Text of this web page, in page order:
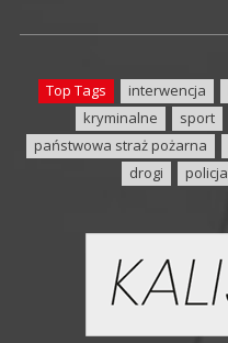
Top Tags interwencja
kryminalne
sport
państwowa straż pożarna
drogi
policja